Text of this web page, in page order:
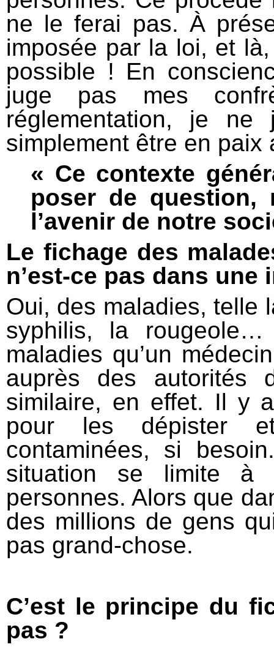
ne le ferai pas. À
imposée par la loi, et
possible ! En
juge pas mes
réglementation, je ne
simplement être en paix
« Ce contexte
poser de question,
l’avenir de notre
Le fichage des
n’est-ce pas dans
Oui, des maladies, telle
syphilis, la
maladies qu’un
auprès des autorités
similaire, en effet. Il y
pour les dépister
contaminées, si
situation se limite à
personnes. Alors que
des millions de gens
pas grand-chose.
C’est le principe du
pas ?